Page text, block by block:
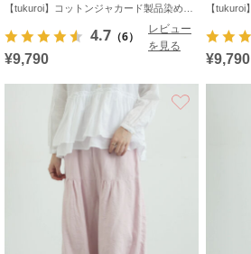
4.7 （6）
レビュー
を見る
¥9,790
¥9,790